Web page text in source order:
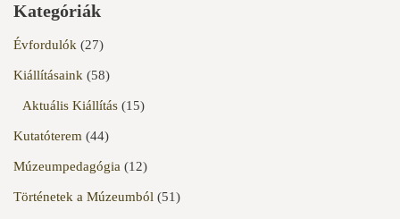
Kategóriák
Évfordulók (27)
Kiállításaink (58)
Aktuális Kiállítás (15)
Kutatóterem (44)
Múzeumpedagógia (12)
Történetek a Múzeumból (51)